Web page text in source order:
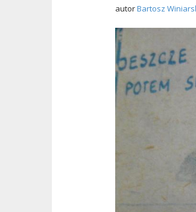
autorBartosz